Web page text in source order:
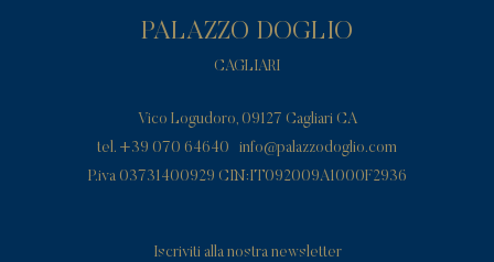
PALAZZO DOGLIO
CAGLIARI
Vico Logudoro, 09127 Cagliari CA
tel. +39 070 64640
info@palazzodoglio.com
P.iva 03731400929 CIN:IT092009A1000F2936
Iscriviti alla nostra newsletter